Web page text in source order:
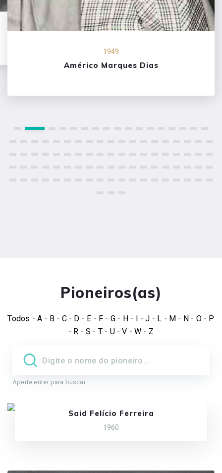
1949
Américo Marques Dias
Pioneiros(as)
Todos -A - B - C- D - E - F - G - H - -J - L - M - N - O- P
- R - S - T- U-V -W - Z
Aperte enter para buscar
Said Felício Ferreira
1960